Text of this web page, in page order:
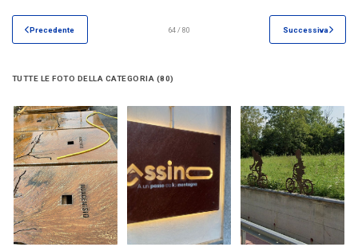
Precedente 64 / 80 Successiva
TUTTE LE FOTO DELLA CATEGORIA (80)